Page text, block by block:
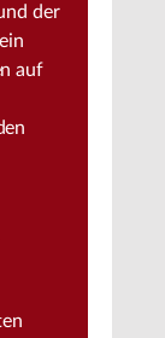
der
auf